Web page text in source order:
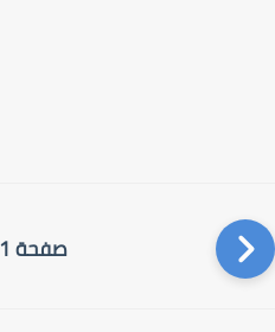
صفحة 1 من 2